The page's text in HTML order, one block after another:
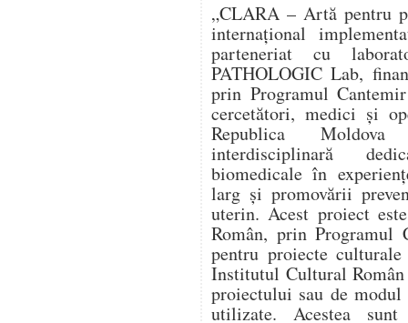
„CLARA – Artă pentru
internațional
parteneriat cu
PATHOLOGIC Lab,
prin Programul
cercetători, medici și
Republica
interdisciplinară
biomedicale în
larg și promovării
uterin. Acest proiect
Român, prin Programul
pentru proiecte
Institutul Cultural
proiectului sau de
utilizate. Acestea